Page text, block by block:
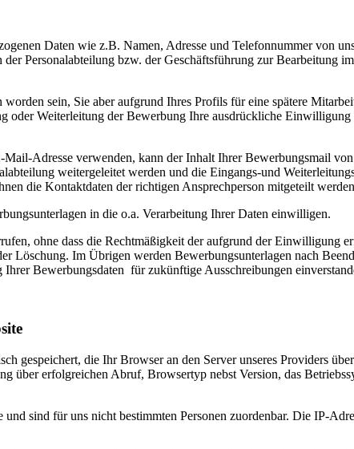
Daten wie z.B. Namen, Adresse und Telefonnummer von
Personalabteilung bzw. der Geschäftsführung zur Bearbeitung
sein, Sie aber aufgrund Ihres Profils für eine spätere
Weiterleitung der Bewerbung Ihre ausdrückliche
Adresse verwenden, kann der Inhalt Ihrer Bewerbungsmail
weitergeleitet werden und die Eingangs-und
die Kontaktdaten der richtigen Ansprechperson mitgeteilt
in die o.a. Verarbeitung Ihrer Daten einwilligen.
ohne dass die Rechtmäßigkeit der aufgrund der Einwilligung
Löschung. Im Übrigen werden Bewerbungsunterlagen nach
Bewerbungsdaten für zukünftige Ausschreibungen
gespeichert, die Ihr Browser an den Server unseres Providers
über erfolgreichen Abruf, Browsertyp nebst Version, das
sind für uns nicht bestimmten Personen zuordenbar. Die IP-